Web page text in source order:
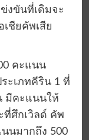
งขันที่เดิมจะ
ชียคัพเสีย
คะแนน
ะเภทคีริน 1 ที่
มีคะแนนให้
ที่ศึกเวิลด์ คัพ
นมากถึง 500